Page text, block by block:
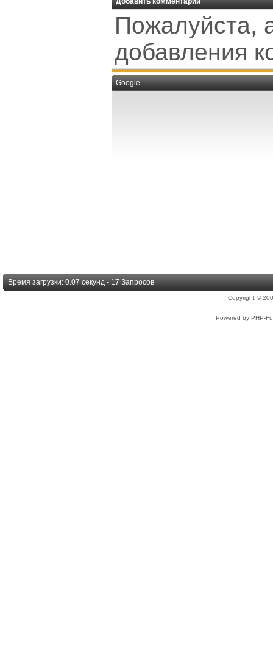
Пожалуйста,
добавления
Google
Время загрузки: 0.07 секунд - 17 Запросов
Copyright ©
Powered by PHP-